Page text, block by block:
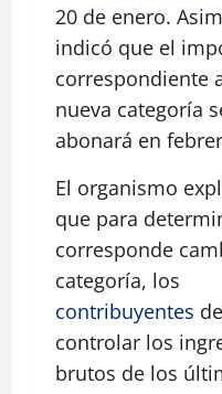
20 de enero.
indicó que el
correspondiente
nueva categoría
abonará en
El organismo
que para
corresponde
categoría, los
contribuyentes
controlar los
brutos de los